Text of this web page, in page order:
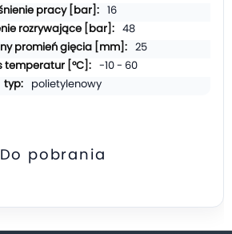
16
48
25
-10 - 60
polietylenowy
Do pobrania